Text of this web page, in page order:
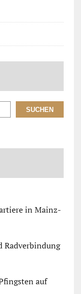
SUCHEN
in Mainz-
Radverbindung
auf